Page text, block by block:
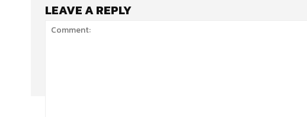
LEAVE A REPLY